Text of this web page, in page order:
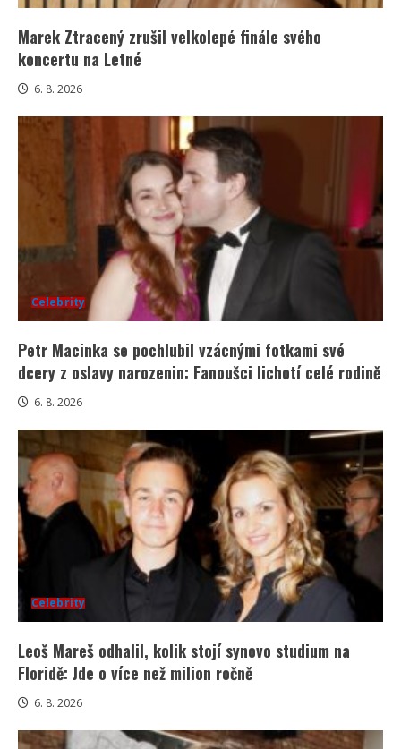
Marek Ztracený zrušil velkolepé finále svého
koncertu na Letné
6. 8. 2026
Celebrity
Petr Macinka se pochlubil vzácnými fotkami své
dcery z oslavy narozenin: Fanoušci lichotí celé rodině
6. 8. 2026
Celebrity
Leoš Mareš odhalil, kolik stojí synovo studium na
Floridě: Jde o více než milion ročně
6. 8. 2026